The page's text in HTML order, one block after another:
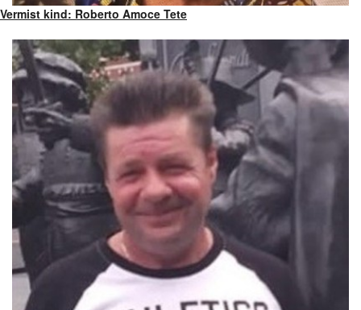
Vermist kind: Roberto Amoce Tete